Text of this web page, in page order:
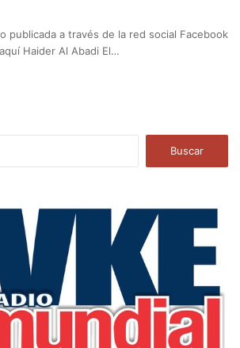
publicada a través de la red social Facebook
Haider Al Abadi El…
a